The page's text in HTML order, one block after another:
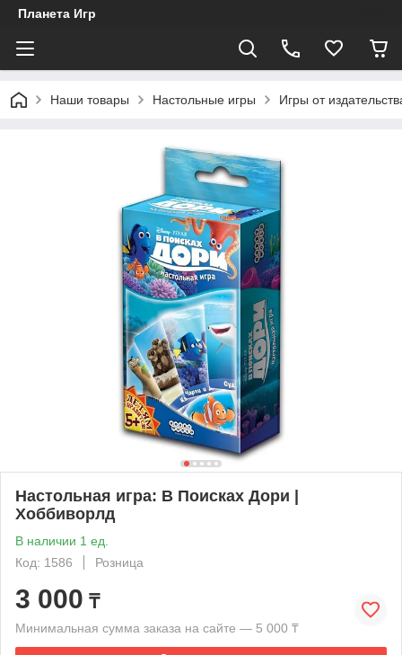
Планета Игр
Наши товары Настольные игры Игры от
Настольная игра: В Поисках Дори |
Хоббиворлд
В наличии 1 ед.
Код: 1586
Розница
3 000 ₸
Минимальная сумма заказа на сайте — 5 000 ₸